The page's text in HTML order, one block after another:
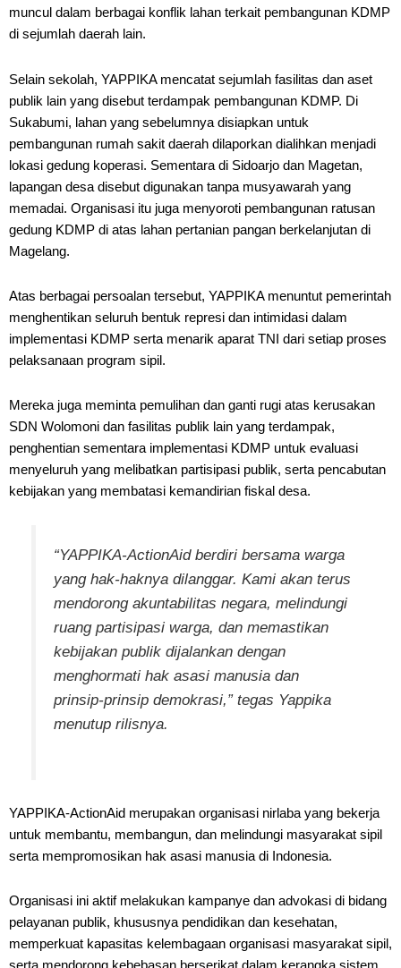
muncul dalam berbagai konflik lahan terkait pembangunan KDMP
di sejumlah daerah lain.
Selain sekolah, YAPPIKA mencatat sejumlah fasilitas dan aset
publik lain yang disebut terdampak pembangunan KDMP. Di
Sukabumi, lahan yang sebelumnya disiapkan untuk
pembangunan rumah sakit daerah dilaporkan dialihkan menjadi
lokasi gedung koperasi. Sementara di Sidoarjo dan Magetan,
lapangan desa disebut digunakan tanpa musyawarah yang
memadai. Organisasi itu juga menyoroti pembangunan ratusan
gedung KDMP di atas lahan pertanian pangan berkelanjutan di
Magelang.
Atas berbagai persoalan tersebut, YAPPIKA menuntut pemerintah
menghentikan seluruh bentuk represi dan intimidasi dalam
implementasi KDMP serta menarik aparat TNI dari setiap proses
pelaksanaan program sipil.
Mereka juga meminta pemulihan dan ganti rugi atas kerusakan
SDN Wolomoni dan fasilitas publik lain yang terdampak,
penghentian sementara implementasi KDMP untuk evaluasi
menyeluruh yang melibatkan partisipasi publik, serta pencabutan
kebijakan yang membatasi kemandirian fiskal desa.
“YAPPIKA-ActionAid berdiri bersama warga
yang hak-haknya dilanggar. Kami akan terus
mendorong akuntabilitas negara, melindungi
ruang partisipasi warga, dan memastikan
kebijakan publik dijalankan dengan
menghormati hak asasi manusia dan
prinsip-prinsip demokrasi,” tegas Yappika
menutup rilisnya.
YAPPIKA-ActionAid merupakan organisasi nirlaba yang bekerja
untuk membantu, membangun, dan melindungi masyarakat sipil
serta mempromosikan hak asasi manusia di Indonesia.
Organisasi ini aktif melakukan kampanye dan advokasi di bidang
pelayanan publik, khususnya pendidikan dan kesehatan,
memperkuat kapasitas kelembagaan organisasi masyarakat sipil,